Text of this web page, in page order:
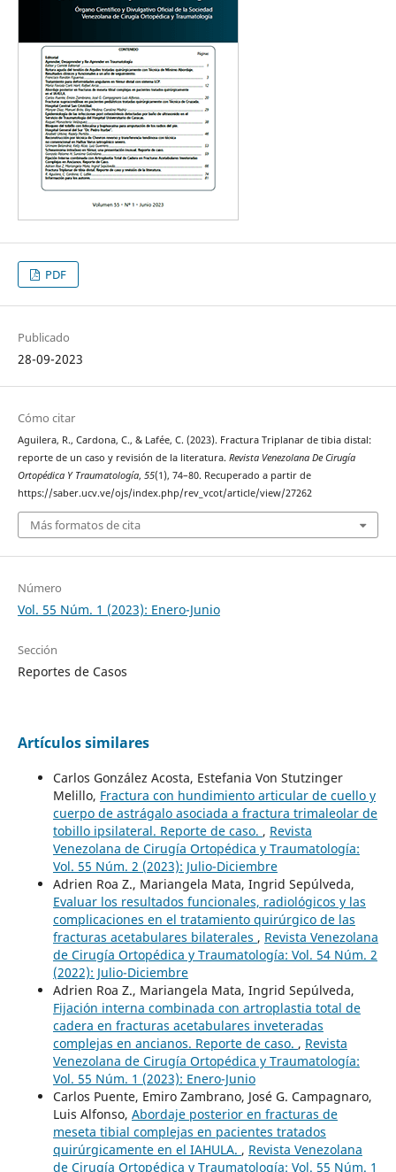
PDF
Publicado
28-09-2023
Cómo citar
Aguilera, R., Cardona, C., & Lafée, C. (2023). Fractura Triplanar de tibia distal:
reporte de un caso y revisión de la literatura. Revista Venezolana De Cirugía
Ortopédica Y Traumatología, 55(1), 74–80. Recuperado a partir de
https://saber.ucv.ve/ojs/index.php/rev_vcot/article/view/27262
Más formatos de cita
Número
Vol. 55 Núm. 1 (2023): Enero-Junio
Sección
Reportes de Casos
Artículos similares
Carlos González Acosta, Estefania Von Stutzinger
Melillo, Fractura con hundimiento articular de cuello y
cuerpo de astrágalo asociada a fractura trimaleolar de
tobillo ipsilateral. Reporte de caso. , Revista
Venezolana de Cirugía Ortopédica y Traumatología:
Vol. 55 Núm. 2 (2023): Julio-Diciembre
Adrien Roa Z., Mariangela Mata, Ingrid Sepúlveda,
Evaluar los resultados funcionales, radiológicos y las
complicaciones en el tratamiento quirúrgico de las
fracturas acetabulares bilaterales , Revista Venezolana
de Cirugía Ortopédica y Traumatología: Vol. 54 Núm. 2
(2022): Julio-Diciembre
Adrien Roa Z., Mariangela Mata, Ingrid Sepúlveda,
Fijación interna combinada con artroplastia total de
cadera en fracturas acetabulares inveteradas
complejas en ancianos. Reporte de caso. , Revista
Venezolana de Cirugía Ortopédica y Traumatología:
Vol. 55 Núm. 1 (2023): Enero-Junio
Carlos Puente, Emiro Zambrano, José G. Campagnaro,
Luis Alfonso, Abordaje posterior en fracturas de
meseta tibial complejas en pacientes tratados
quirúrgicamente en el IAHULA. , Revista Venezolana
de Cirugía Ortopédica y Traumatología: Vol. 55 Núm. 1